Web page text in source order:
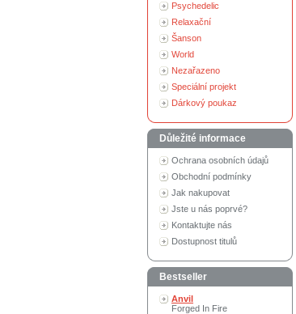
Psychedelic
Relaxační
Šanson
World
Nezařazeno
Speciální projekt
Dárkový poukaz
Důležité informace
Ochrana osobních údajů
Obchodní podmínky
Jak nakupovat
Jste u nás poprvé?
Kontaktujte nás
Dostupnost titulů
Bestseller
Anvil
Forged In Fire